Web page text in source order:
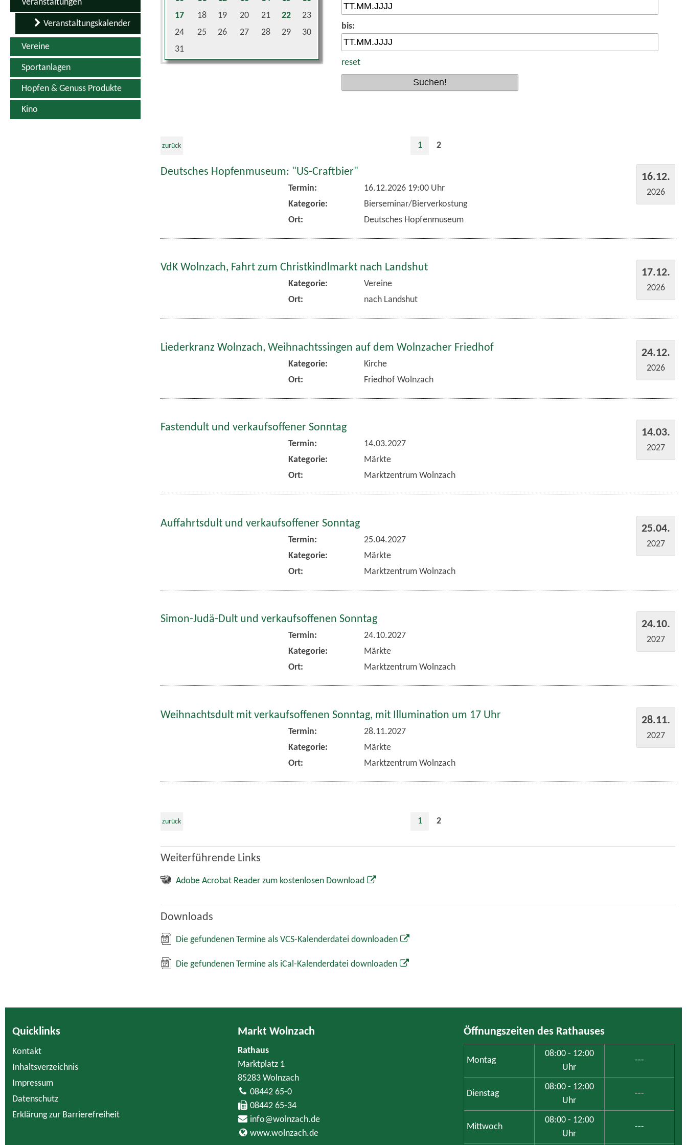
Veranstaltungen
Veranstaltungskalender
Vereine
Sportanlagen
Hopfen & Genuss Produkte
Kino
17
18 19 20 21 22
23
24
25 26 27 28 29
30
31
bis:
reset
zurück 1 2
16.12.
2026
Deutsches Hopfenmuseum: "US-Craftbier"
Termin:
16.12.2026 19:00 Uhr
Kategorie:
Bierseminar/Bierverkostung
Ort:
Deutsches Hopfenmuseum
17.12.
2026
VdK Wolnzach, Fahrt zum Christkindlmarkt nach Landshut
Kategorie:
Vereine
Ort:
nach Landshut
24.12.
2026
Liederkranz Wolnzach, Weihnachtssingen auf dem Wolnzacher Friedhof
Kategorie:
Kirche
Ort:
Friedhof Wolnzach
14.03.
2027
Fastendult und verkaufsoffener Sonntag
Termin:
14.03.2027
Kategorie:
Märkte
Ort:
Marktzentrum Wolnzach
25.04.
2027
Auffahrtsdult und verkaufsoffener Sonntag
Termin:
25.04.2027
Kategorie:
Märkte
Ort:
Marktzentrum Wolnzach
24.10.
2027
Simon-Judä-Dult und verkaufsoffenen Sonntag
Termin:
24.10.2027
Kategorie:
Märkte
Ort:
Marktzentrum Wolnzach
28.11.
2027
Weihnachtsdult mit verkaufsoffenen Sonntag, mit Illumination um 17 Uhr
Termin:
28.11.2027
Kategorie:
Märkte
Ort:
Marktzentrum Wolnzach
zurück 1 2
Weiterführende Links
Adobe Acrobat Reader zum kostenlosen Download
Downloads
Die gefundenen Termine als VCS-Kalenderdatei downloaden
Die gefundenen Termine als iCal-Kalenderdatei downloaden
Quicklinks
Kontakt
Inhaltsverzeichnis
Impressum
Datenschutz
Erklärung zur Barrierefreiheit
Markt Wolnzach
Rathaus
Marktplatz 1
85283 Wolnzach
08442 65-0
08442 65-34
info@wolnzach.de
www.wolnzach.de
Öffnungszeiten des Rathauses
Montag
08:00 - 12:00
Uhr
---
Dienstag
08:00 - 12:00
Uhr
---
Mittwoch
08:00 - 12:00
Uhr
---